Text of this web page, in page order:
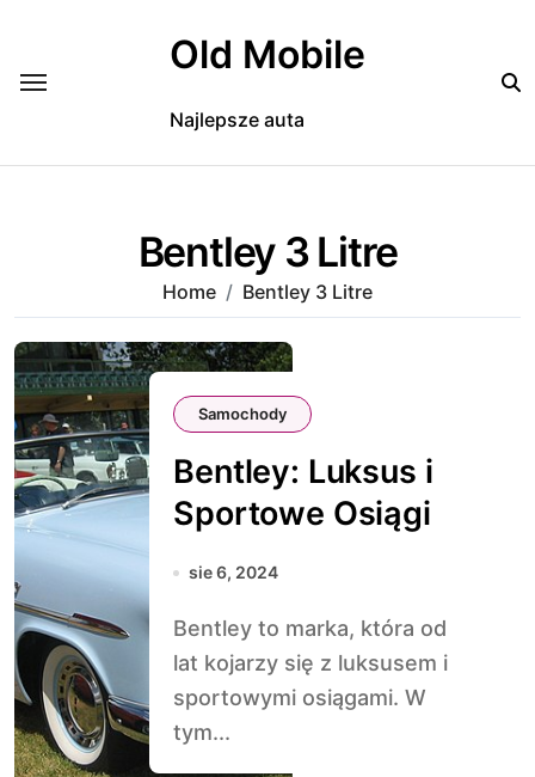
Old Mobile
Najlepsze auta
Bentley 3 Litre
Home Bentley 3 Litre
Samochody
Bentley: Luksus i
Sportowe Osiągi
sie 6, 2024
Bentley to marka, która od
lat kojarzy się z luksusem i
sportowymi osiągami. W
tym...